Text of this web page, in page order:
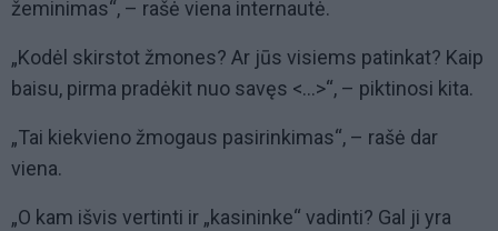
žeminimas“, – rašė viena internautė.
„Kodėl skirstot žmones? Ar jūs visiems patinkat? Kaip
baisu, pirma pradėkit nuo savęs <...>“, – piktinosi kita.
„Tai kiekvieno žmogaus pasirinkimas“, – rašė dar
viena.
„O kam išvis vertinti ir „kasininke“ vadinti? Gal ji yra